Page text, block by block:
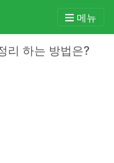
메뉴
리 하는 방법은?